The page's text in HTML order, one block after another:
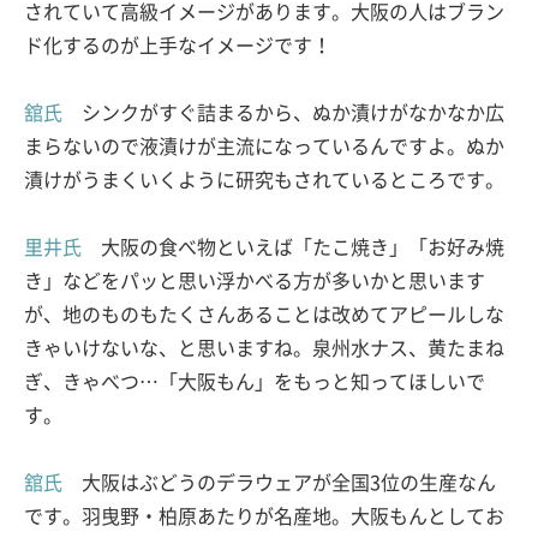
されていて高級イメージがあります。大阪の人はブラン
ド化するのが上手なイメージです！
舘氏
シンクがすぐ詰まるから、ぬか漬けがなかなか広
まらないので液漬けが主流になっているんですよ。ぬか
漬けがうまくいくように研究もされているところです。
里井氏 大阪の食べ物といえば「たこ焼き」「お好み焼
き」などをパッと思い浮かべる方が多いかと思います
が、地のものもたくさんあることは改めてアピールしな
きゃいけないな、と思いますね。泉州水ナス、黄たまね
ぎ、きゃべつ…「大阪もん」をもっと知ってほしいで
す。
舘氏 大阪はぶどうのデラウェアが全国3位の生産なん
です。羽曳野・柏原あたりが名産地。大阪もんとしてお